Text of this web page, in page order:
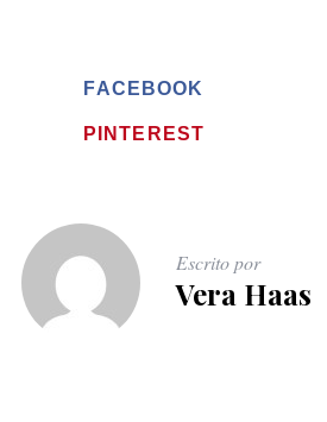
FACEBOOK
PINTEREST
Escrito por
Vera Haas